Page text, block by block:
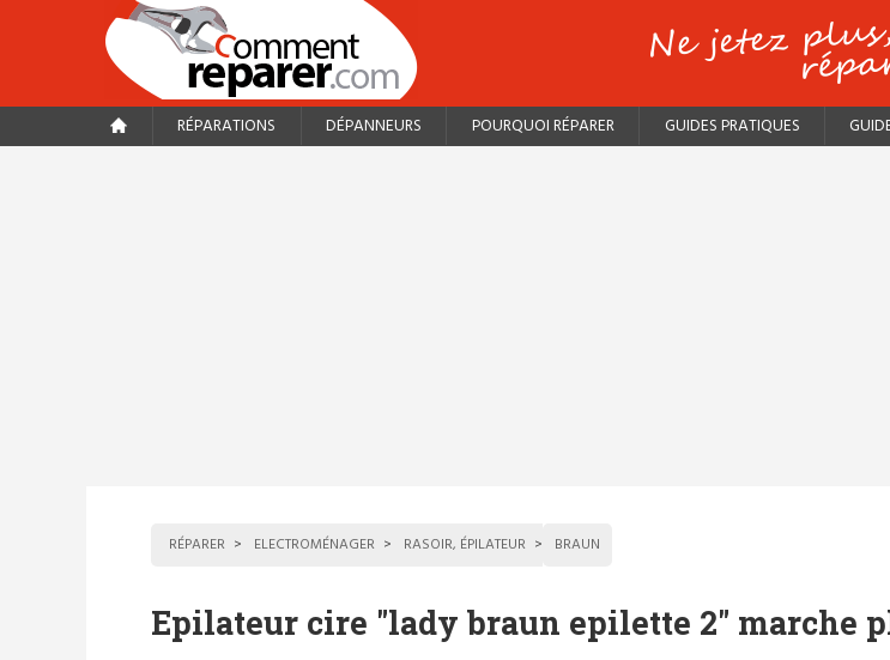
RÉPARATIONS DÉPANNEURS POURQUOI RÉPARER GUIDES PRATIQUES
RÉPARER ELECTROMÉNAGER RASOIR, ÉPILATEUR BRAUN
Epilateur cire "lady braun epilette 2" marche